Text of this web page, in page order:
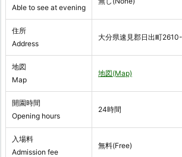
Able to see at evening
住所
Address
大分県速見郡日出町
地図
Map
地図(Map)
開園時間
Opening hours
24時間
入場料
Admission fee
無料(Free)